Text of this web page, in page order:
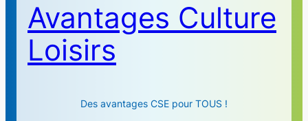
Avantages Culture
Loisirs
Des avantages CSE pour TOUS !